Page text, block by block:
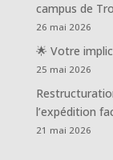
campus de
26 mai 2026
🌟 Votre
25 mai 2026
l’expédition
21 mai 2026